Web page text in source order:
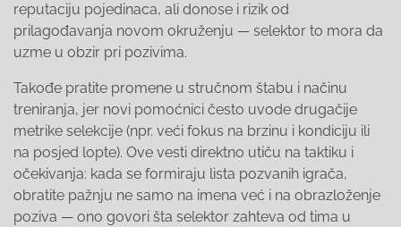
reputaciju pojedinaca, ali donose i rizik od
prilagođavanja novom okruženju — selektor to mora da
uzme u obzir pri pozivima.
Takođe pratite promene u stručnom štabu i načinu
treniranja, jer novi pomoćnici često uvode drugačije
metrike selekcije (npr. veći fokus na brzinu i kondiciju ili
na posjed lopte). Ove vesti direktno utiču na taktiku i
očekivanja: kada se formiraju lista pozvanih igrača,
obratite pažnju ne samo na imena već i na obrazloženje
poziva — ono govori šta selektor zahteva od tima u